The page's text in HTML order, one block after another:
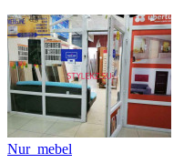
Nur_mebel